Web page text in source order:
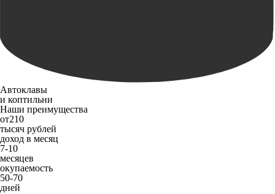
Автоклавы
и коптильни
Наши преимущества
от210
тысяч рублей
доход в месяц
7-10
месяцев
окупаемость
50-70
дней